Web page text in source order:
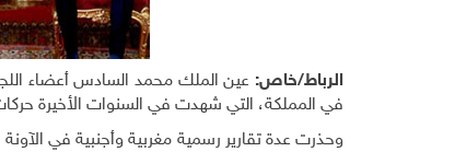
الرباط/خاص: عين الملك محمد السادس أعضاء
في المملكة، التي شهدت في السنوات الأخيرة
وحذرت عدة تقارير رسمية مغربية وأجنبية في